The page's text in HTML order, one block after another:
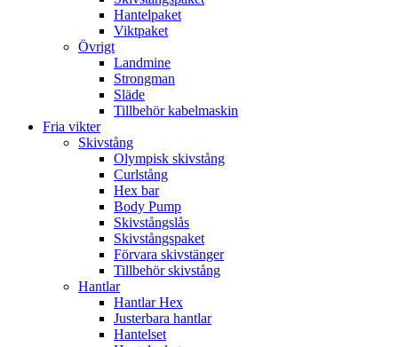
Hantelpaket
Viktpaket
Övrigt
Landmine
Strongman
Släde
Tillbehör kabelmaskin
Fria vikter
Skivstång
Olympisk skivstång
Curlstång
Hex bar
Body Pump
Skivstångslås
Skivstångspaket
Förvara skivstänger
Tillbehör skivstång
Hantlar
Hantlar Hex
Justerbara hantlar
Hantelset